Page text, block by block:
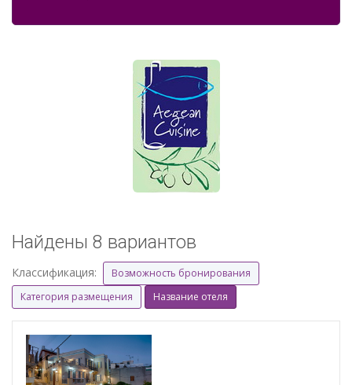
Найдены 8 вариантов
Классификация:
Возможность бронирования
Категория размещения
Название отеля